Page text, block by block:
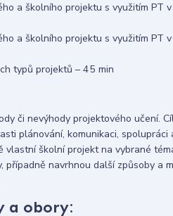
a školního projektu s využitím PT
a školního projektu s využitím PT
typů projektů – 45 min
či nevýhody projektového učení.
plánování, komunikaci, spolupráci
vlastní školní projekt na vybrané
případně navrhnou další způsoby a
a obory: